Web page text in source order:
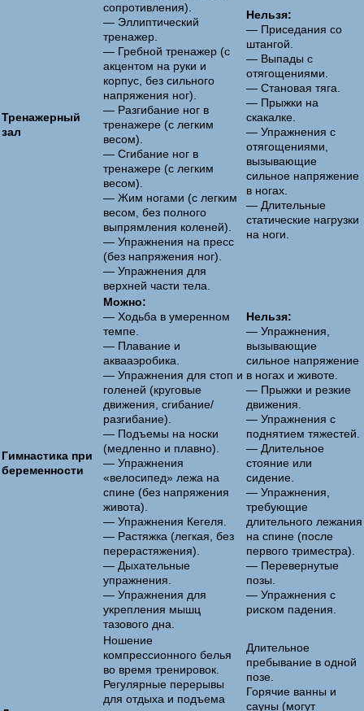
Тренажерный
зал
сопротивления).
— Эллиптический
тренажер.
— Гребной тренажер (с
акцентом на руки и
корпус, без сильного
напряжения ног).
— Разгибание ног в
тренажере (с легким
весом).
— Сгибание ног в
тренажере (с легким
весом).
— Жим ногами (с легким
весом, без полного
выпрямления коленей).
— Упражнения на пресс
(без напряжения ног).
— Упражнения для
верхней части тела.
Нельзя:
— Приседания со
штангой.
— Выпады с
отягощениями.
— Становая тяга.
— Прыжки на
скакалке.
— Упражнения с
отягощениями,
вызывающие
сильное напряжение
в ногах.
— Длительные
статические нагрузки
на ноги.
Гимнастика при
беременности
Можно:
— Ходьба в умеренном
темпе.
— Плавание и
аквааэробика.
— Упражнения для стоп и
голеней (круговые
движения, сгибание/
разгибание).
— Подъемы на носки
(медленно и плавно).
— Упражнения
«велосипед» лежа на
спине (без напряжения
живота).
— Упражнения Кегеля.
— Растяжка (легкая, без
перерастяжения).
— Дыхательные
упражнения.
— Упражнения для
укрепления мышц
тазового дна.
Нельзя:
— Упражнения,
вызывающие
сильное напряжение
в ногах и животе.
— Прыжки и резкие
движения.
— Упражнения с
поднятием тяжестей.
— Длительное
стояние или
сидение.
— Упражнения,
требующие
длительного лежания
на спине (после
первого триместра).
— Перевернутые
позы.
— Упражнения с
риском падения.
Ношение
компрессионного белья
во время тренировок.
Регулярные перерывы
для отдыха и подъема
Длительное
пребывание в одной
позе.
Горячие ванны и
сауны (могут